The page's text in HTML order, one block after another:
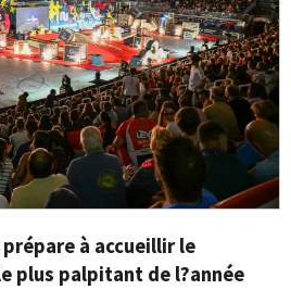
à accueillir le
plus palpitant de l?année